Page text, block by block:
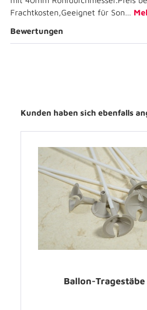
Frachtkosten,Geeignet für Son…
Bewertungen
Kunden haben sich ebenfalls
Ballon-Tragestäbe